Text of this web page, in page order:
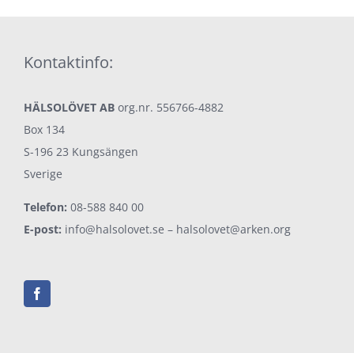
Kontaktinfo:
HÄLSOLÖVET AB org.nr. 556766-4882
Box 134
S-196 23 Kungsängen
Sverige
Telefon: 08-588 840 00
E-post: info@halsolovet.se – halsolovet@arken.org